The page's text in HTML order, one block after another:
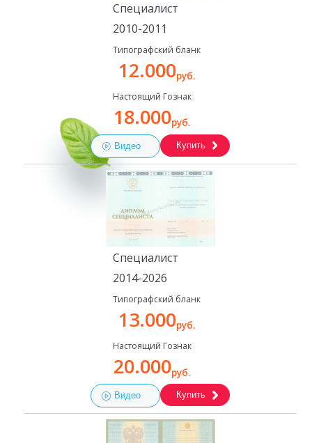
Специалист
2010-2011
Типографский бланк
12.000руб.
Настоящий Гознак
18.000руб.
Видео Купить
Специалист
2014-2026
Типографский бланк
13.000руб.
Настоящий Гознак
20.000руб.
Видео Купить